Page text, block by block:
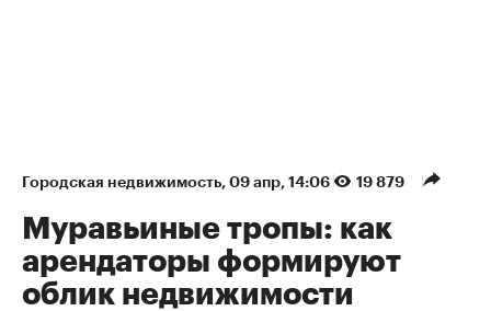
Городская недвижимость 09 апр, 14:06 19 879
Муравьиные тропы: как
арендаторы формируют
облик недвижимости